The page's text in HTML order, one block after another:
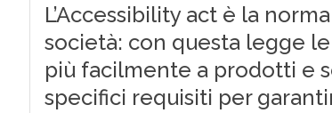
L’Accessibility act è la
società: con questa legge
più facilmente a prodotti e
specifici requisiti per